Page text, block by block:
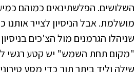
השלושים. הפלשתינאים כמוהם
מושלמת. אבל הניסיון לצייר
שניהלו הגרמנים מול הצ'כים
"מקום תחת השמש" יש קטע רגשי
שילה וליד ביתר תוך כדי מסע